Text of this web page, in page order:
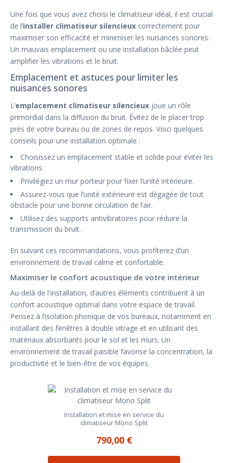
Une fois que vous avez choisi le climatiseur idéal, il est crucial
de l’installer climatiseur silencieux correctement pour
maximiser son efficacité et minimiser les nuisances sonores.
Un mauvais emplacement ou une installation bâclée peut
amplifier les vibrations et le bruit.
Emplacement et astuces pour limiter les
nuisances sonores
L’emplacement climatiseur silencieux joue un rôle
primordial dans la diffusion du bruit. Évitez de le placer trop
près de votre bureau ou de zones de repos. Voici quelques
conseils pour une installation optimale :
Choisissez un emplacement stable et solide pour éviter les
vibrations.
Privilégiez un mur porteur pour fixer l’unité intérieure.
Assurez-vous que l’unité extérieure est dégagée de tout
obstacle pour une bonne circulation de l’air.
Utilisez des supports antivibratoires pour réduire la
transmission du bruit.
En suivant ces recommandations, vous profiterez d’un
environnement de travail calme et confortable.
Maximiser le confort acoustique de votre intérieur
Au-delà de l'installation, d’autres éléments contribuent à un
confort acoustique optimal dans votre espace de travail.
Pensez à l’isolation phonique de vos bureaux, notamment en
installant des fenêtres à double vitrage et en utilisant des
matériaux absorbants pour le sol et les murs. Un
environnement de travail paisible favorise la concentration, la
productivité et le bien-être de vos équipes.
Installation et mise en service du
climatiseur Mono Split
790,00 €